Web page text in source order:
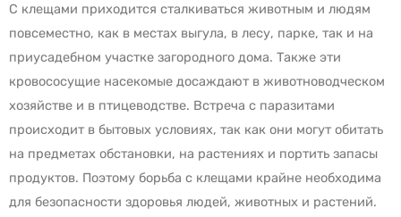
С клещами приходится сталкиваться животным и людям
повсеместно, как в местах выгула, в лесу, парке, так и на
приусадебном участке загородного дома. Также эти
кровососущие насекомые досаждают в животноводческом
хозяйстве и в птицеводстве. Встреча с паразитами
происходит в бытовых условиях, так как они могут обитать
на предметах обстановки, на растениях и портить запасы
продуктов. Поэтому борьба с клещами крайне необходима
для безопасности здоровья людей, животных и растений.